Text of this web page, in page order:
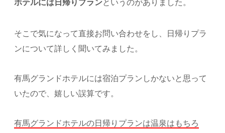
ホテルには日帰りプランというのがありました。
そこで気になって直接お問い合わせをし、日帰りプラ
ンについて詳しく聞いてみました。
有馬グランドホテルには宿泊プランしかないと思って
いたので、嬉しい誤算です。
有馬グランドホテルの日帰りプランは温泉はもちろ